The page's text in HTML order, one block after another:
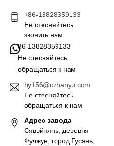
+86-13828359133
Не стесняйтесь
звонить нам
86-13828359133
Не стесняйтесь
обращаться к нам
hy156@czhanyu.com
Не стесняйтесь
обращаться к нам
Адрес завода
Сявэйпянь, деревня
Фучжун, город Гусянь,